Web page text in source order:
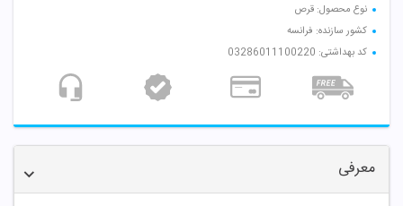
نوع محصول: قرص
کشور سازنده: فرانسه
کد بهداشتی: 03286011100220
معرفی